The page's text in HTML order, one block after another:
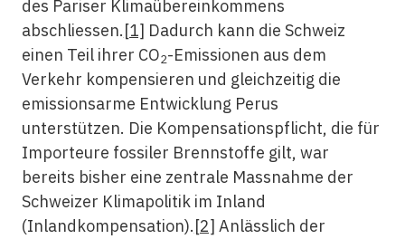
des Pariser Klimaübereinkommens
abschliessen.[1] Dadurch kann die Schweiz
einen Teil ihrer CO2-Emissionen aus dem
Verkehr kompensieren und gleichzeitig die
emissionsarme Entwicklung Perus
unterstützen. Die Kompensationspflicht, die für
Importeure fossiler Brennstoffe gilt, war
bereits bisher eine zentrale Massnahme der
Schweizer Klimapolitik im Inland
(Inlandkompensation).[2] Anlässlich der